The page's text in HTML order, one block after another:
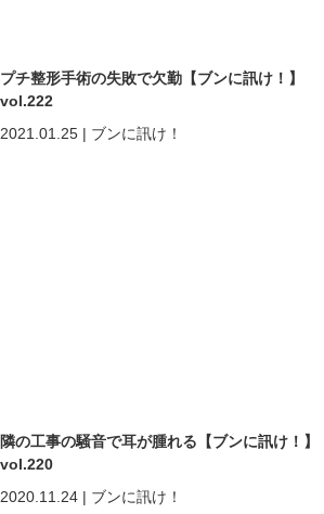
プチ整形手術の失敗で欠勤【ブンに訊け！】
vol.222
2021.01.25 | ブンに訊け！
隣の工事の騒音で耳が腫れる【ブンに訊け！】
vol.220
2020.11.24 | ブンに訊け！